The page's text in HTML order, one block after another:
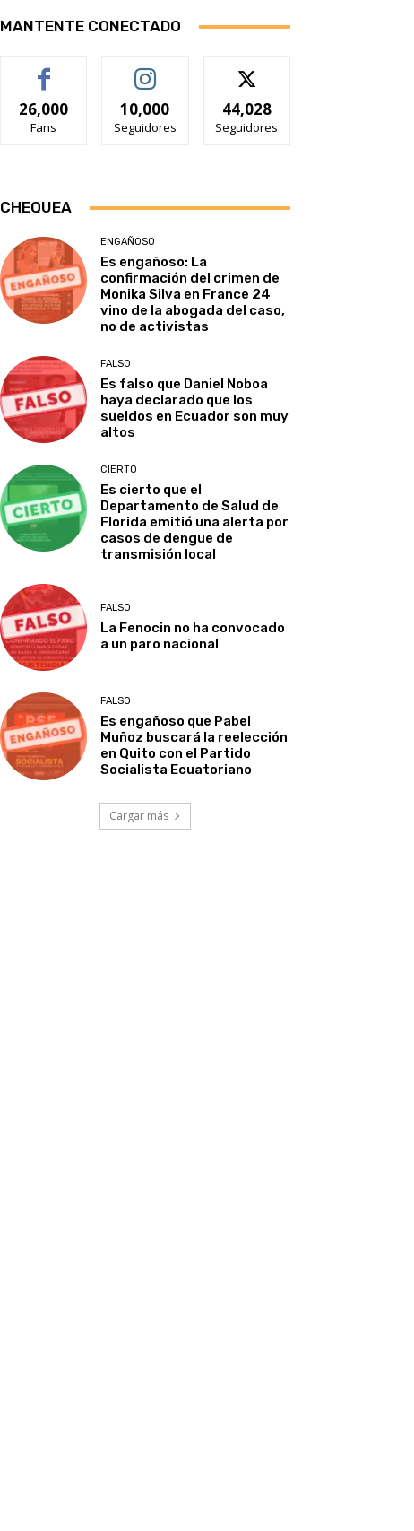
MANTENTE CONECTADO
26,000
Fans
10,000
Seguidores
44,028
Seguidores
CHEQUEA
ENGAÑOSO
Es engañoso: La
confirmación del crimen de
Monika Silva en France 24
vino de la abogada del caso,
no de activistas
FALSO
Es falso que Daniel Noboa
haya declarado que los
sueldos en Ecuador son muy
altos
CIERTO
Es cierto que el
Departamento de Salud de
Florida emitió una alerta por
casos de dengue de
transmisión local
FALSO
La Fenocin no ha convocado
a un paro nacional
FALSO
Es engañoso que Pabel
Muñoz buscará la reelección
en Quito con el Partido
Socialista Ecuatoriano
Cargar más